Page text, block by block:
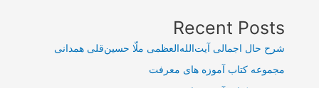
Recent Posts
شرح حال اجمالی آیت‌الله‌العظمی ملّا حسین‌قلی همدانی
مجموعه کتاب آموزه های معرفت